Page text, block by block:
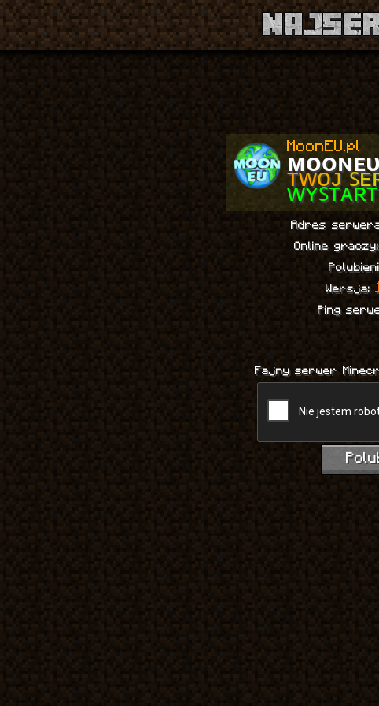
MoonEU.pl
ᴍ ᴏᴏ ɴ ᴇ
ᴡᴏᴊ ꜱᴇ
Adres
Online graczy:
Wersja:
Ping
Fajny serwer